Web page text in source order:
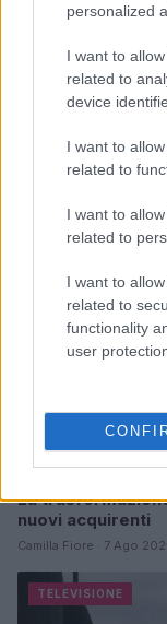
personalized
I want to
related to
device
I want to
related to
I want to
related to
I want to
related to
functionality
user
Continua
La
nuovi acquirenti
Camilla Fiore · 7 Ago
TELEVISIONE